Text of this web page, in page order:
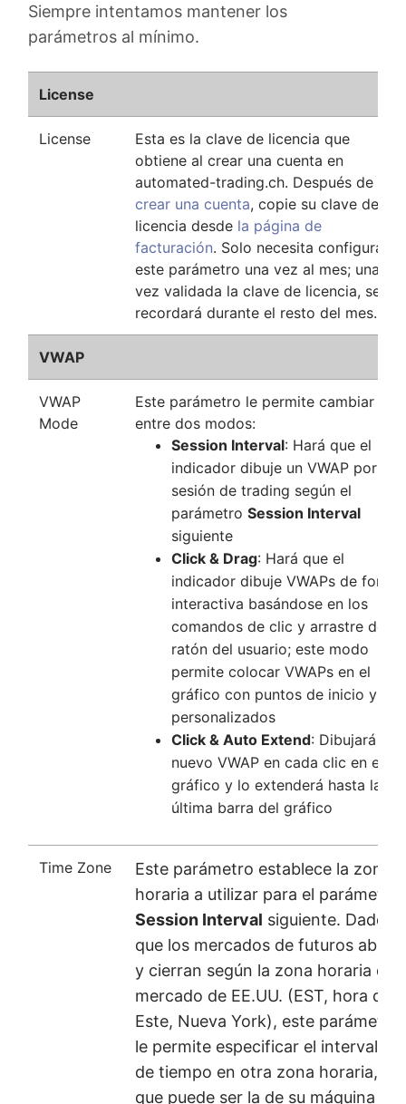
Siempre intentamos mantener los
parámetros al mínimo.
License
License
Esta es la clave de licencia que
obtiene al crear una cuenta en
automated-trading.ch. Después de
crear una cuenta, copie su clave de
licencia desde la página de
facturación. Solo necesita configurar
este parámetro una vez al mes; una
vez validada la clave de licencia, se
recordará durante el resto del mes.
VWAP
VWAP
Mode
Este parámetro le permite cambiar
entre dos modos:
Session Interval: Hará que el
indicador dibuje un VWAP por
sesión de trading según el
parámetro Session Interval
siguiente
Click & Drag: Hará que el
indicador dibuje VWAPs de forma
interactiva basándose en los
comandos de clic y arrastre del
ratón del usuario; este modo
permite colocar VWAPs en el
gráfico con puntos de inicio y fin
personalizados
Click & Auto Extend: Dibujará un
nuevo VWAP en cada clic en el
gráfico y lo extenderá hasta la
última barra del gráfico
Time Zone
Este parámetro establece la zona
horaria a utilizar para el parámetro
Session Interval siguiente. Dado
que los mercados de futuros abren
y cierran según la zona horaria del
mercado de EE.UU. (EST, hora del
Este, Nueva York), este parámetro
le permite especificar el intervalo
de tiempo en otra zona horaria,
que puede ser la de su máquina